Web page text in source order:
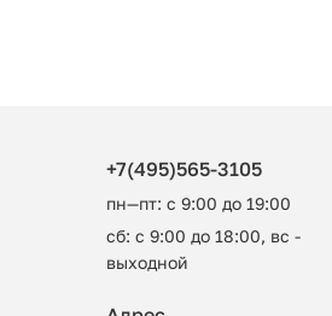
+7(495)565-3105
пн—пт: с 9:00 до 19:00
сб: с 9:00 до 18:00, вс -
выходной